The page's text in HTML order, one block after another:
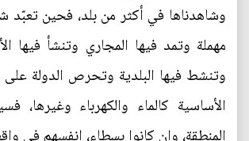
وشاهدناها في أكثر من بلد، فحين تعبّد
مهملة وتمد فيها المجاري وتنشأ فيها
وتنشط فيها البلدية وتحرص الدولة
الأساسية كالماء والكهرباء وغيرها،